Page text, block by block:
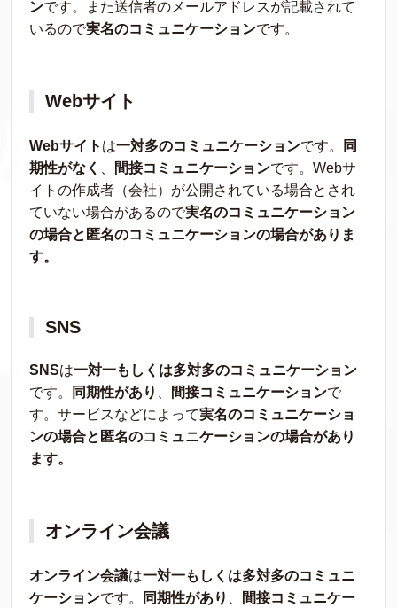
ンです。また送信者のメールアドレスが記載されて
いるので実名のコミュニケーションです。
Webサイト
Webサイト は一対多のコミュニケーションです。
同
期性がなく
間接コミュニケーションです。Webサ
イトの作成者（会社）が公開されている場合とされ
ていない場合があるので実名のコミュニケーション
の場合と匿名のコミュニケーションの場合がありま
す。
SNS
SNSは一対一もしくは多対多のコミュニケーション
です。
同期性があり 間接コミュニケーションで
す。サービスなどによって実名のコミュニケーショ
ンの場合と匿名のコミュニケーションの場合があり
ます。
オンライン会議
オンライン会議は一対一もしくは多対多のコミュニ
ケーションです。 同期性があり
間接コミュニケー